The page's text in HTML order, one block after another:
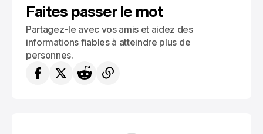
Faites passer le mot
Partagez-le avec vos amis et aidez des
informations fiables à atteindre plus de
personnes.